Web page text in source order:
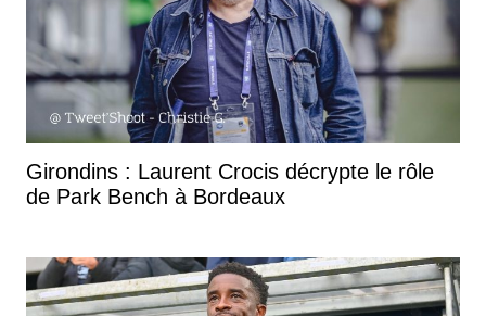
Girondins : Laurent Crocis décrypte le rôle
de Park Bench à Bordeaux